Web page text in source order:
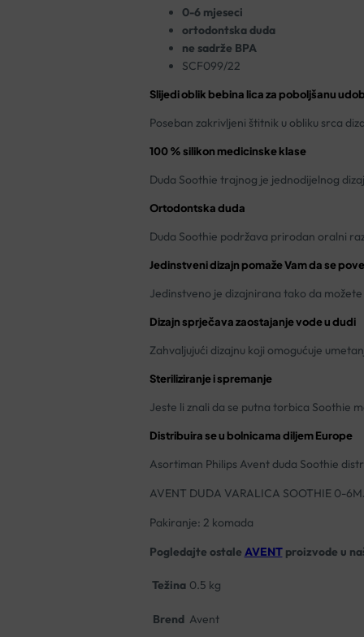
0-6 mjeseci
ortodontska duda
ne sadrže BPA
SCF099/22
Slijedi oblik bebina lica za poboljšanu
Poseban zakrivljeni štitnik u obliku srca
100 % silikon medicinske klase
Duda Soothie trajnog je jednodijelnog
Ortodontska duda
Duda Soothie podržava prirodan oralni
Jedinstveni dizajn pomaže Vam da se
Jedinstveno je dizajnirana tako da
Dizajn sprječava zaostajanje vode u dudi
Zahvaljujući dizajnu koji omogućuje
Steriliziranje i spremanje
Jeste li znali da se putna torbica Soothie
Distribuira se u bolnicama diljem Europe
Asortiman Philips Avent duda Soothie
AVENT DUDA VARALICA SOOTHIE 0-
Pakiranje: 2 komada
Pogledajte ostale AVENTproizvode u
Težina 0.5 kg
Brend Avent